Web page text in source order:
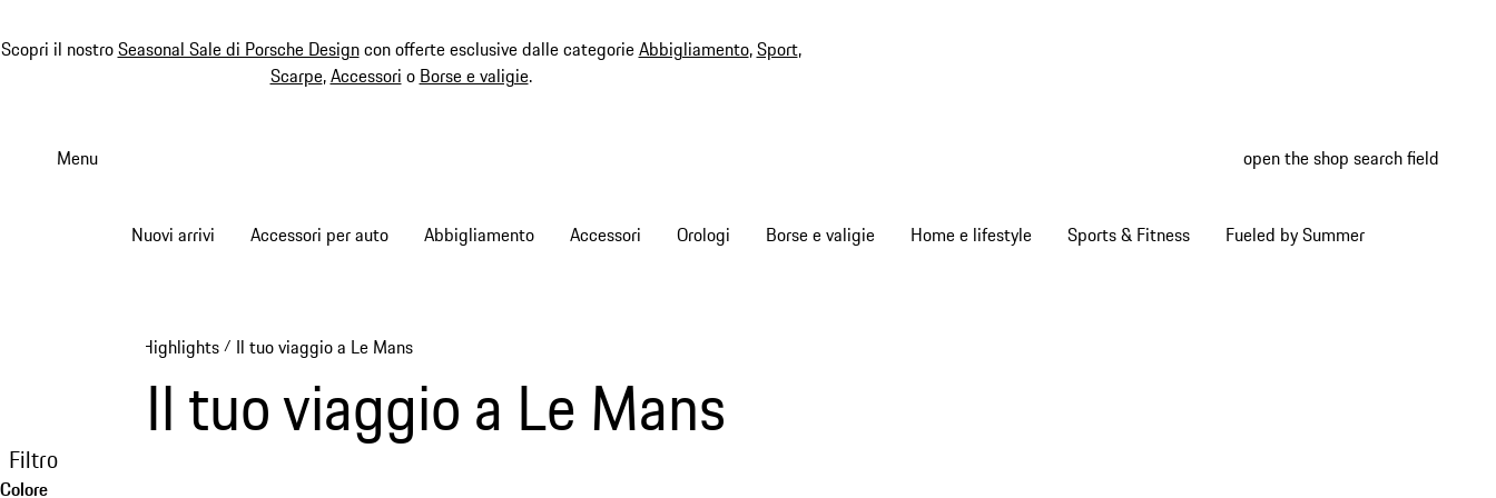
Scopri il nostroSeasonal Sale di Porsche Designcon offerte esclusive dalle categorieAbbigliamento,Sport,
Scarpe,Accessori o Borse e valigie.
Menu open the shop search field
Nuovi arrivi Accessori per auto Abbigliamento Accessori Orologi Borse e valigie Home e lifestyle Sports & Fitness Fueled by Summer
Highlights / Il tuo viaggio a Le Mans
Il tuo viaggio a Le Mans
Filtro
Colore